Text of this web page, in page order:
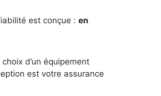
est conçue : en
d’un équipement
est votre assurance